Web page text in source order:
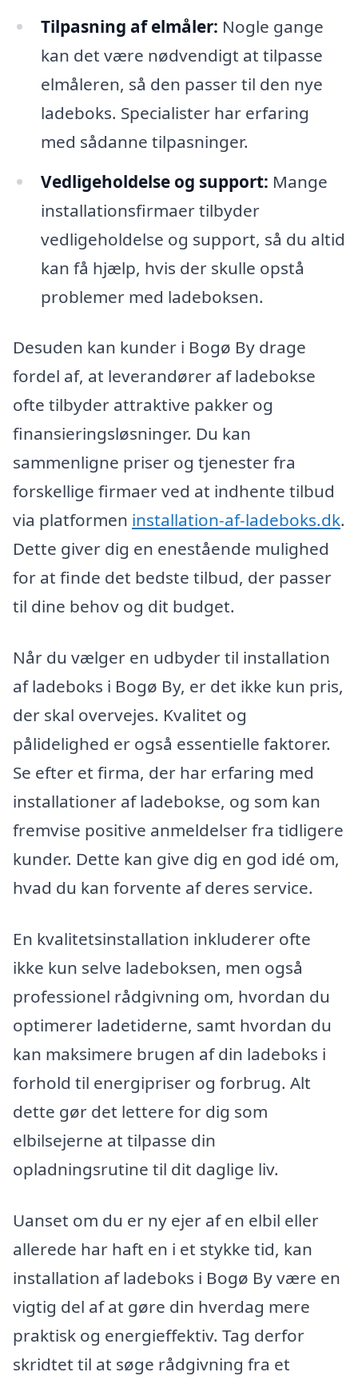
Tilpasning af elmåler: Nogle gange
kan det være nødvendigt at tilpasse
elmåleren, så den passer til den nye
ladeboks. Specialister har erfaring
med sådanne tilpasninger.
Vedligeholdelse og support: Mange
installationsfirmaer tilbyder
vedligeholdelse og support, så du altid
kan få hjælp, hvis der skulle opstå
problemer med ladeboksen.
Desuden kan kunder i Bogø By drage
fordel af, at leverandører af ladebokse
ofte tilbyder attraktive pakker og
finansieringsløsninger. Du kan
sammenligne priser og tjenester fra
forskellige firmaer ved at indhente tilbud
via platformen installation-af-ladeboks.dk.
Dette giver dig en enestående mulighed
for at finde det bedste tilbud, der passer
til dine behov og dit budget.
Når du vælger en udbyder til installation
af ladeboks i Bogø By, er det ikke kun pris,
der skal overvejes. Kvalitet og
pålidelighed er også essentielle faktorer.
Se efter et firma, der har erfaring med
installationer af ladebokse, og som kan
fremvise positive anmeldelser fra tidligere
kunder. Dette kan give dig en god idé om,
hvad du kan forvente af deres service.
En kvalitetsinstallation inkluderer ofte
ikke kun selve ladeboksen, men også
professionel rådgivning om, hvordan du
optimerer ladetiderne, samt hvordan du
kan maksimere brugen af din ladeboks i
forhold til energipriser og forbrug. Alt
dette gør det lettere for dig som
elbilsejerne at tilpasse din
opladningsrutine til dit daglige liv.
Uanset om du er ny ejer af en elbil eller
allerede har haft en i et stykke tid, kan
installation af ladeboks i Bogø By være en
vigtig del af at gøre din hverdag mere
praktisk og energieffektiv. Tag derfor
skridtet til at søge rådgivning fra et